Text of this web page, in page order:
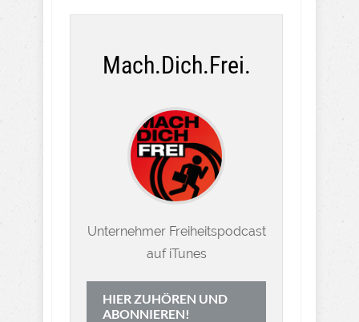
Mach.Dich.Frei.
Unternehmer Freiheitspodcast
auf iTunes
HIER ZUHÖREN UND
ABONNIEREN!